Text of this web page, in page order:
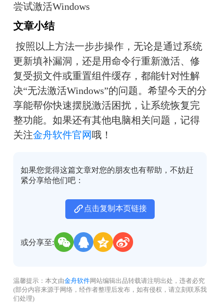
尝试激活Windows
文章小结
按照以上方法一步步操作，无论是通过系统
更新填补漏洞，还是用命令行重新激活、修
复受损文件或重置组件缓存，都能针对性解
决“无法激活Windows”的问题。希望今天的分
享能帮你快速摆脱激活困扰，让系统恢复完
整功能。如果还有其他电脑相关问题，记得
关注金舟软件官网哦！
如果您觉得这篇文章对您的朋友也有帮助，不妨赶
紧分享给他们吧：
点击复制本页链接
或分享至:
温馨提示：本文由金舟软件网站编辑出品转载请注明出处，违者必究
(部分内容来源于网络，经作者整理后发布，如有侵权，请立刻联系我
们处理)